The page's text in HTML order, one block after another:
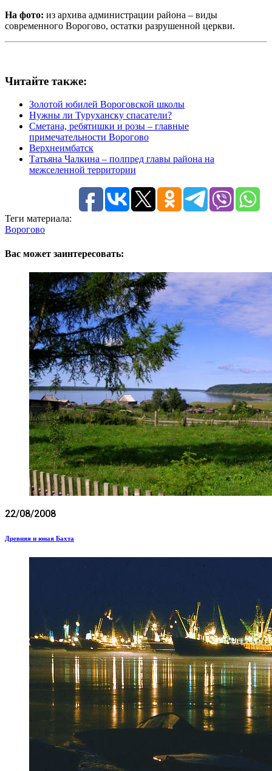
На фото: из архива администрации района – виды
современного Ворогово, остатки разрушенной церкви.
Читайте также:
Золотой юбилей Вороговской школы
Нужны ли Туруханску спасатели?
Сметана, ребятишки и розы – главные
примечательности Ворогово
Верхнеимбатск
Татьяна Чалкина – полпред главы района на
межселенной территории
Теги материала:
Ворогово
Вас может заинтересовать:
22/08/2008
Древняя и юная Бахта